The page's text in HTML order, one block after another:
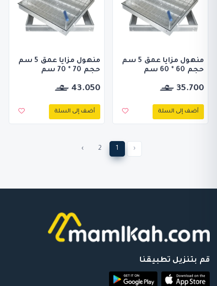
منهول مزايا عمق 5 سم
حجم 60 * 60 سم
35.700
أضف إلى السلة
منهول مزايا عمق 5 سم
حجم 70 * 70 سم
43.050
أضف إلى السلة
‹
1
2
›
قم بتنزيل تطبيقنا